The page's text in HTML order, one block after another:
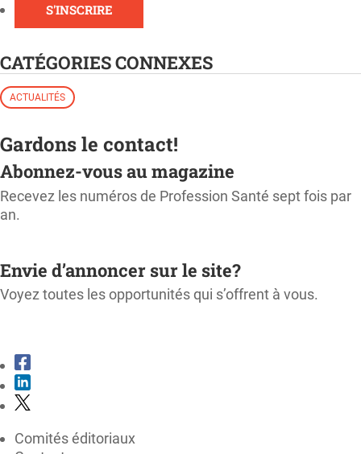
S'INSCRIRE
CATÉGORIES CONNEXES
ACTUALITÉS
Gardons le contact!
Abonnez-vous au magazine
Recevez les numéros de Profession Santé sept fois par
an.
Envie d’annoncer sur le site?
Voyez toutes les opportunités qui s’offrent à vous.
Comités éditoriaux